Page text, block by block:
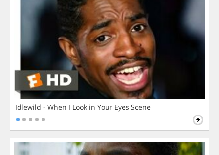
Idlewild - When I Look in Your Eyes Scene